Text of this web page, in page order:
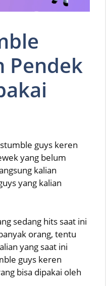
Pendek
guys keren
yang belum
kalian
yang kalian
sedang hits saat ini
orang, tentu
yang saat ini
guys keren
bisa dipakai oleh